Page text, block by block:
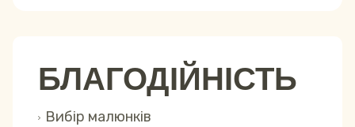
БЛАГОДІЙНІСТЬ
Вибір малюнків